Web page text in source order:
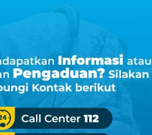
lima
kuorum,
ujarnya.
perguruan
170 desa yang
berikutnya